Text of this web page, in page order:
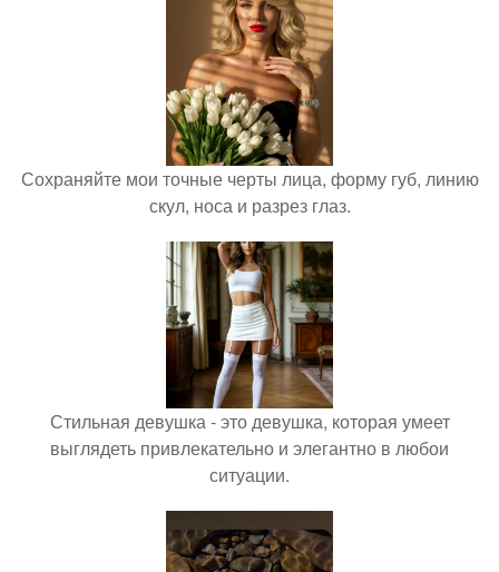
Сохраняйте мои точные черты лица, форму губ, линию
скул, носа и разрез глаз.
Стильная девушка - это девушка, которая умеет
выглядеть привлекательно и элегантно в любои
ситуации.